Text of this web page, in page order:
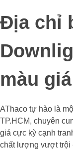
Địa chỉ
màu
AThaco tự hào là
TP.HCM, chuyên
giá cực kỳ cạnh
chất lượng vượt trội